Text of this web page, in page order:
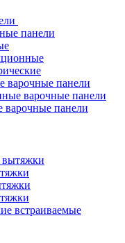
панели
варочные панели
варочные панели
варочные панели
вытяжки
встраиваемые